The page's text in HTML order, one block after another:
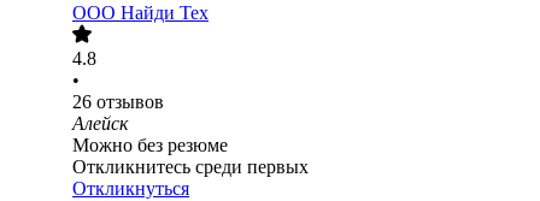
ООО Найди Тех
4.8
•
26 отзывов
Алейск
Можно без резюме
Откликнитесь среди первых
Откликнуться